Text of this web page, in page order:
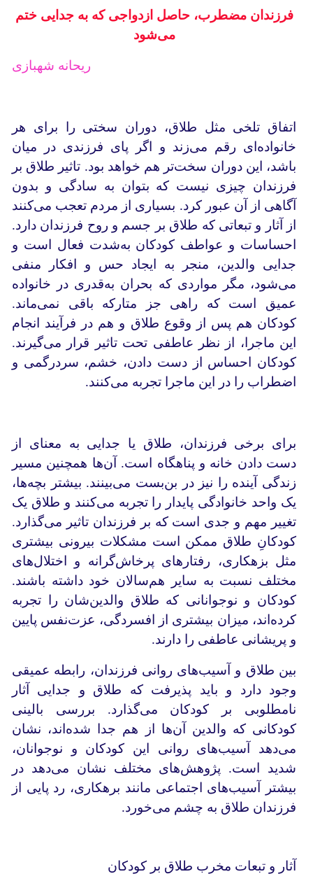
فرزندان مضطرب، حاصل ازدواجی که به جدایی ختم
می‌شود
ریحانه شهبازی
اتفاق تلخی مثل طلاق، دوران سختی را برای هر
خانواده‌ای رقم می‌زند و اگر پای فرزندی در میان
باشد، این دوران سخت‌تر هم خواهد بود. تاثیر طلاق بر
فرزندان چیزی نیست که بتوان به سادگی و بدون
آگاهی از آن عبور کرد. بسیاری از مردم تعجب می‌کنند
از آثار و تبعاتی که طلاق بر جسم و روح فرزندان دارد.
احساسات و عواطف کودکان به‌شدت فعال است و
جدایی والدین، منجر به ایجاد حس و افکار منفی
می‌شود، مگر مواردی که بحران به‌قدری در خانواده
عمیق است که راهی جز متارکه باقی نمی‌ماند.
کودکان هم پس از وقوع طلاق و هم در فرآیند انجام
این ماجرا، از نظر عاطفی تحت تاثیر قرار می‌گیرند.
کودکان احساس از دست دادن، خشم، سردرگمی و
اضطراب را در این ماجرا تجربه می‌کنند.
برای برخی فرزندان، طلاق یا جدایی به معنای از
دست دادن خانه و پناهگاه است. آن‌ها همچنین مسیر
زندگی آینده را نیز در بن‌بست می‌بینند. بیشتر بچه‌ها،
یک واحد خانوادگی پایدار را تجربه می‌کنند و طلاق یک
تغییر مهم و جدی است که بر فرزندان تاثیر می‌گذارد.
کودکانِ طلاق ممکن است مشکلات بیرونی بیشتری
مثل بزهکاری، رفتارهای پرخاش‌گرانه و اختلال‌های
مختلف نسبت به سایر هم‌سالان خود داشته باشند.
کودکان و نوجوانانی که طلاق والدین‌شان را تجربه
کرده‌اند، میزان بیشتری از افسردگی، عزت‌نفس پایین
و پریشانی عاطفی را دارند.
بین طلاق و آسیب‌های روانی فرزندان، رابطه عمیقی
وجود دارد و باید پذیرفت که طلاق و جدایی آثار
نامطلوبی بر کودکان می‌گذارد. بررسی بالینی
کودکانی که والدین آن‌ها از هم جدا شده‌اند، نشان
می‌دهد آسیب‌های روانی این کودکان و نوجوانان،
شدید است. پژوهش‌های مختلف نشان می‌دهد در
بیشتر آسیب‌های اجتماعی مانند برهکاری، رد پایی از
فرزندان طلاق به چشم می‌خورد.
آثار و تبعات مخرب طلاق بر کودکان